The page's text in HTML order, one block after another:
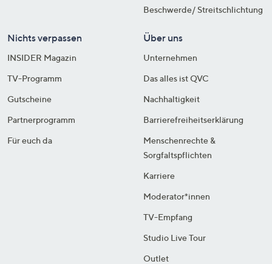
Beschwerde/ Streitschlichtung
Nichts verpassen
INSIDER Magazin
TV-Programm
Gutscheine
Partnerprogramm
Für euch da
Über uns
Unternehmen
Das alles ist QVC
Nachhaltigkeit
Barrierefreiheitserklärung
Menschenrechte &
Sorgfaltspflichten
Karriere
Moderator*innen
TV-Empfang
Studio Live Tour
Outlet